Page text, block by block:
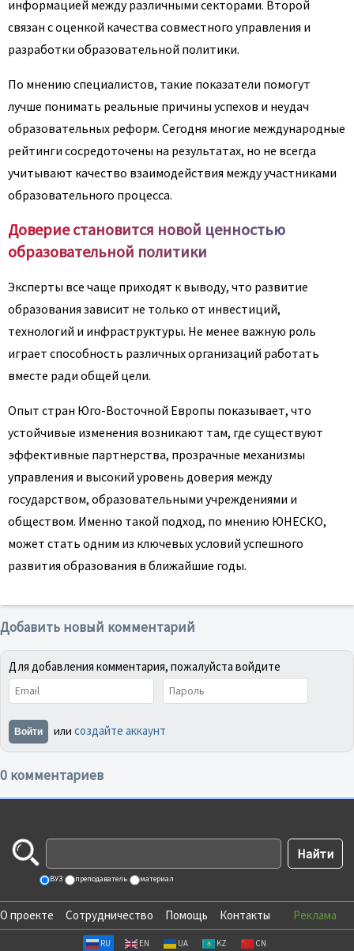
информацией между различными секторами. Второй
связан с оценкой качества совместного управления и
разработки образовательной политики.
По мнению специалистов, такие показатели помогут
лучше понимать реальные причины успехов и неудач
образовательных реформ. Сегодня многие международные
рейтинги сосредоточены на результатах, но не всегда
учитывают качество взаимодействия между участниками
образовательного процесса.
Доверие становится новой ценностью
образовательной политики
Эксперты все чаще приходят к выводу, что развитие
образования зависит не только от инвестиций,
технологий и инфраструктуры. Не менее важную роль
играет способность различных организаций работать
вместе ради общей цели.
Опыт стран Юго-Восточной Европы показывает, что
устойчивые изменения возникают там, где существуют
эффективные партнерства, прозрачные механизмы
управления и высокий уровень доверия между
государством, образовательными учреждениями и
обществом. Именно такой подход, по мнению ЮНЕСКО,
может стать одним из ключевых условий успешного
развития образования в ближайшие годы.
Добавить новый комментарий
Для добавления комментария, пожалуйста войдите
Войти или создайте аккаунт
0 комментариев
ВУЗ преподаватель материал
О проекте Сотрудничество Помощь Контакты Реклама
RU EN UA KZ CN